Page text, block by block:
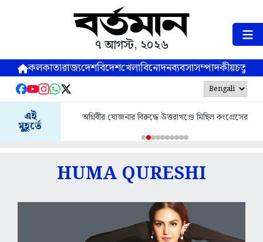
৭ আগস্ট, ২০২৬
কলকাতারাজ্যদেশবিদেশখেলাবিনোদনব্যবসাসম্পাদকীয়
এই
মুহূর্তে
অগ্নিবীর যোজনার বিরুদ্ধে উত্তরাখণ্ডে মিছিল কংগ্রেসের
HUMA QURESHI